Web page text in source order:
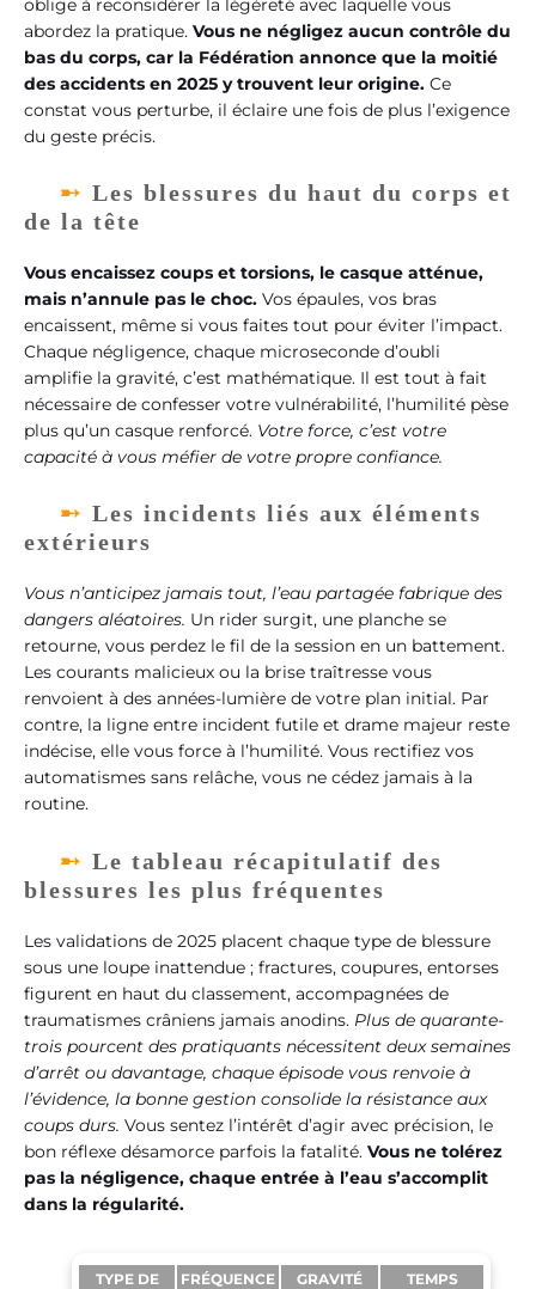
oblige à reconsidérer la légèreté avec laquelle vous
abordez la pratique. Vous ne négligez aucun contrôle du
bas du corps, car la Fédération annonce que la moitié
des accidents en 2025 y trouvent leur origine. Ce
constat vous perturbe, il éclaire une fois de plus l’exigence
du geste précis.
Les blessures du haut du corps et
de la tête
Vous encaissez coups et torsions, le casque atténue,
mais n’annule pas le choc. Vos épaules, vos bras
encaissent, même si vous faites tout pour éviter l’impact.
Chaque négligence, chaque microseconde d’oubli
amplifie la gravité, c’est mathématique. Il est tout à fait
nécessaire de confesser votre vulnérabilité, l’humilité pèse
plus qu’un casque renforcé. Votre force, c’est votre
capacité à vous méfier de votre propre confiance.
Les incidents liés aux éléments
extérieurs
Vous n’anticipez jamais tout, l’eau partagée fabrique des
dangers aléatoires. Un rider surgit, une planche se
retourne, vous perdez le fil de la session en un battement.
Les courants malicieux ou la brise traîtresse vous
renvoient à des années-lumière de votre plan initial. Par
contre, la ligne entre incident futile et drame majeur reste
indécise, elle vous force à l’humilité. Vous rectifiez vos
automatismes sans relâche, vous ne cédez jamais à la
routine.
Le tableau récapitulatif des
blessures les plus fréquentes
Les validations de 2025 placent chaque type de blessure
sous une loupe inattendue ; fractures, coupures, entorses
figurent en haut du classement, accompagnées de
traumatismes crâniens jamais anodins. Plus de quarante-
trois pourcent des pratiquants nécessitent deux semaines
d’arrêt ou davantage, chaque épisode vous renvoie à
l’évidence, la bonne gestion consolide la résistance aux
coups durs. Vous sentez l’intérêt d’agir avec précision, le
bon réflexe désamorce parfois la fatalité. Vous ne tolérez
pas la négligence, chaque entrée à l’eau s’accomplit
dans la régularité.
TYPE DE
FRÉQUENCE GRAVITÉ
TEMPS